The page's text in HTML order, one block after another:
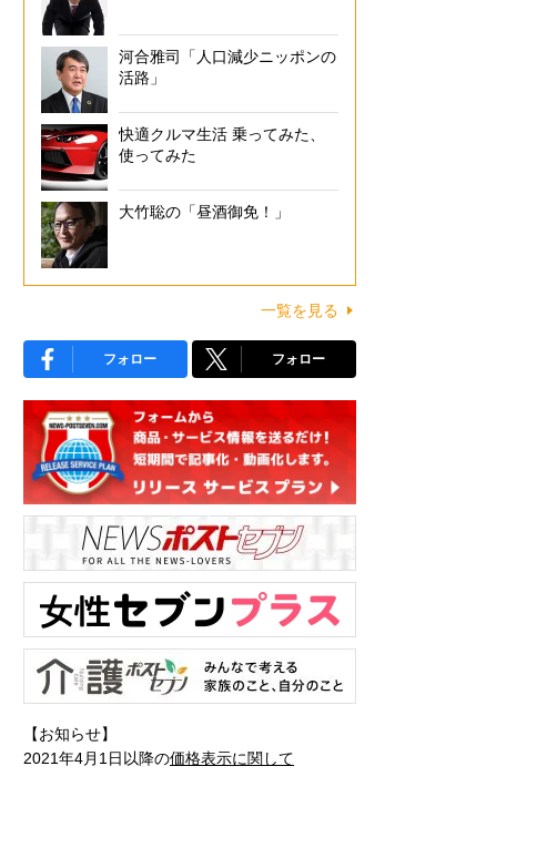
河合雅司「人口減少ニッポンの
活路」
快適クルマ生活 乗ってみた、
使ってみた
大竹聡の「昼酒御免！」
一覧を見る
フォロー フォロー
【お知らせ】
2021年4月1日以降の価格表示に関して